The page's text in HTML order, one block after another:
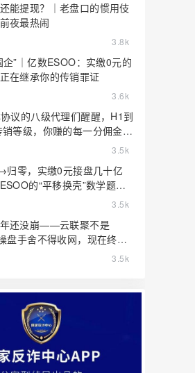
能提现？｜老盘口的惯用伎
夜最热闹
3.8k
企”｜亿数ESOO：实缴0元的
在继承你的传销罪证
3.6k
议的八级代理们醒醒，H1到
等级，你赚的每一分佣金都
3.5k
归零，实缴0元接盘几十亿
的“平移换壳”数学题，
跑
3.5k
还没崩——云联聚不是
盘手舍不得收网，现在终于
3.5k